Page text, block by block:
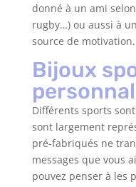
donné à un ami
rugby…) ou aussi à
source de motivation.
Bijoux
Différents sports
sont largement
pré-fabriqués ne
messages que vous
pouvez penser à les